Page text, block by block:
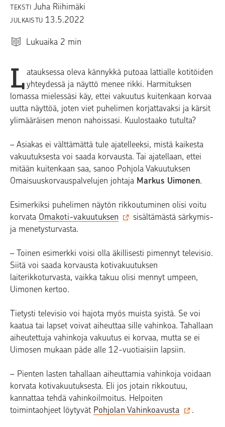
TEKSTI Juha Riihimäki
JULKAISTU 13.5.2022
Lukuaika 2 min
L atauksessa oleva kännykkä putoaa lattialle kotitöiden
yhteydessä ja näyttö menee rikki. Harmituksen
lomassa mielessäsi käy, ettei vakuutus kuitenkaan korvaa
uutta näyttöä, joten viet puhelimen korjattavaksi ja kärsit
ylimääräisen menon nahoissasi. Kuulostaako tutulta?
– Asiakas ei välttämättä tule ajatelleeksi, mistä kaikesta
vakuutuksesta voi saada korvausta. Tai ajatellaan, ettei
mitään kuitenkaan saa, sanoo Pohjola Vakuutuksen
Omaisuuskorvauspalvelujen johtaja Markus Uimonen.
Esimerkiksi puhelimen näytön rikkoutuminen olisi voitu
korvata Omakoti-vakuutuksen
sisältämästä särkymis-
ja menetysturvasta.
– Toinen esimerkki voisi olla äkillisesti pimennyt televisio.
Siitä voi saada korvausta kotivakuutuksen
laiterikkoturvasta, vaikka takuu olisi mennyt umpeen,
Uimonen kertoo.
Tietysti televisio voi hajota myös muista syistä. Se voi
kaatua tai lapset voivat aiheuttaa sille vahinkoa. Tahallaan
aiheutettuja vahinkoja vakuutus ei korvaa, mutta se ei
Uimosen mukaan päde alle 12-vuotiaisiin lapsiin.
– Pienten lasten tahallaan aiheuttamia vahinkoja voidaan
korvata kotivakuutuksesta. Eli jos jotain rikkoutuu,
kannattaa tehdä vahinkoilmoitus. Helpoiten
toimintaohjeet löytyvät Pohjolan Vahinkoavusta .